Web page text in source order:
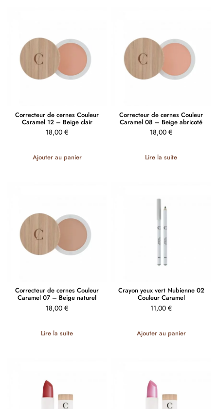
Correcteur de cernes Couleur
Caramel 12 – Beige clair
18,00 €
Ajouter au panier
Correcteur de cernes Couleur
Caramel 08 – Beige abricoté
18,00 €
Lire la suite
Correcteur de cernes Couleur
Caramel 07 – Beige naturel
18,00 €
Lire la suite
Crayon yeux vert Nubienne 02
Couleur Caramel
11,00 €
Ajouter au panier